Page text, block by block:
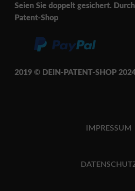
Seien Sie doppelt gesichert.
Patent-Shop
2019 © DEIN-PATENT-SHOP 202
IMPRESSUM